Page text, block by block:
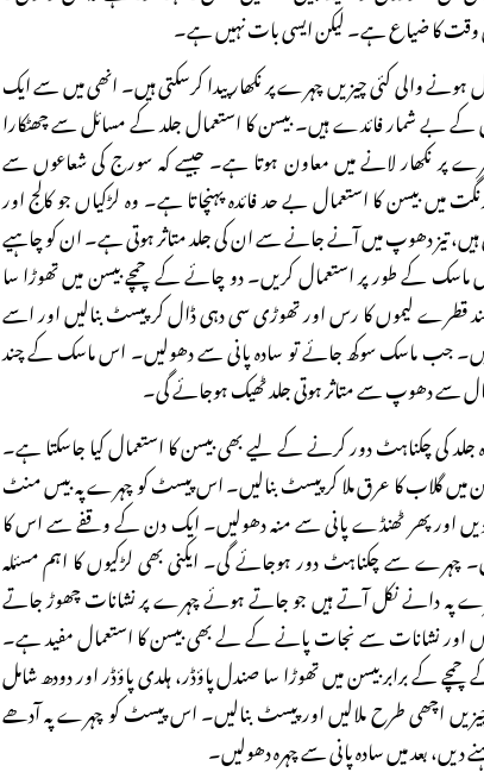
کا ضیاع ہے۔ لیکن ایسی بات نہیں ہے۔
ہونے والی کئی چیزیں چہرے پر نکھار پیدا کرسکتی ہیں۔ انھی میں سے ایک
بے شمار فائدے ہیں۔ بیسن کا استعمال جلد کے مسائل سے چھٹکارا
پر نکھار لانے میں معاون ہوتا ہے۔ جیسے کہ سورج کی شعاعوں سے
میں بیسن کا استعمال بے حد فائدہ پہنچاتا ہے۔ وہ لڑکیاں جو کالج اور
ہیں، تیز دھوپ میں آنے جانے سے ان کی جلد متاثر ہوتی ہے۔ ان کو چاہیے
ماسک کے طور پر استعمال کریں۔ دو چائے کے چمچے بیسن میں تھوڑا سا
قطرے لیموں کا رس اور تھوڑی سی دہی ڈال کر پیسٹ بنالیں اور اسے
جب ماسک سوکھ جائے تو سادہ پانی سے دھولیں۔ اس ماسک کے چند
سے دھوپ سے متاثر ہوتی جلد ٹھیک ہوجائے گی۔
کی چکناہٹ دور کرنے کے لیے بھی بیسن کا استعمال کیا جاسکتا ہے۔
میں گلاب کا عرق ملا کر پیسٹ بنالیں۔ اس پیسٹ کو چہرے پہ بیس منٹ
اور پھر ٹھنڈے پانی سے منہ دھولیں۔ ایک دن کے وقفے سے اس کا
چہرے سے چکناہٹ دور ہوجائے گی۔ ایکنی بھی لڑکیوں کا اہم مسئلہ
پہ دانے نکل آتے ہیں جو جاتے ہوئے چہرے پر نشانات چھوڑ جاتے
اور نشانات سے نجات پانے کے لے بھی بیسن کا استعمال مفید ہے۔
کے برابر بیسن میں تھوڑا سا صندل پاؤڈر، ہلدی پاؤڈر اور دودھ شامل
اچھی طرح ملالیں اور پیسٹ بنالیں۔ اس پیسٹ کو چہرے پہ آدھے
دیں، بعد میں سادہ پانی سے چہرہ دھولیں۔